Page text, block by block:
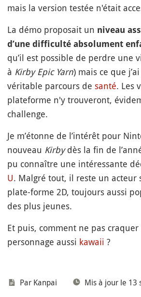
mais la version testée n'était
La démo proposait un niveau
d’une difficulté absolument
qu’il est possible de perdre une
à Kirby Epic Yarn) mais ce que
véritable parcours de santé. Les
plateforme n'y trouveront,
challenge.
Je m’étonne de l’intérêt pour
nouveau Kirbydès la fin de
pu connaître une intéressante
U. Malgré tout, il reste un acteur
plate-forme 2D, toujours aussi
des plus jeunes.
Et puis, comment ne pas craquer
personnage aussi kawaii ?
Par Kanpai Mis à jour le 13